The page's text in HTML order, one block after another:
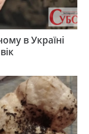
в Україні